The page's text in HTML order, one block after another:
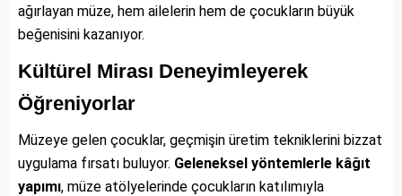
ağırlayan müze, hem ailelerin hem de çocukların büyük
beğenisini kazanıyor.
Kültürel Mirası Deneyimleyerek
Öğreniyorlar
Müzeye gelen çocuklar, geçmişin üretim tekniklerini bizzat
uygulama fırsatı buluyor. Geleneksel yöntemlerle kâğıt
yapımı, müze atölyelerinde çocukların katılımıyla